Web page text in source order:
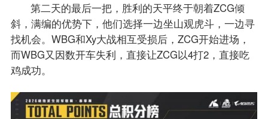
第二天的最后一把，胜利的天平终于朝着ZCG倾
斜，满编的优势下，他们选择一边坐山观虎斗，一边寻
找机会。WBG和Xy大战相互受损后，ZCG开始进场，
而WBG又因数开车失利，直接让ZCG以4打2，直接吃
鸡成功。